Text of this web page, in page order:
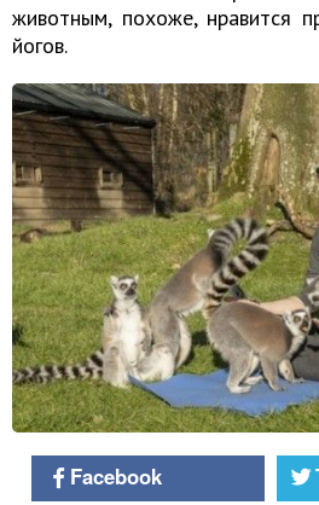
животным, похоже, нравится
йогов.
Facebook